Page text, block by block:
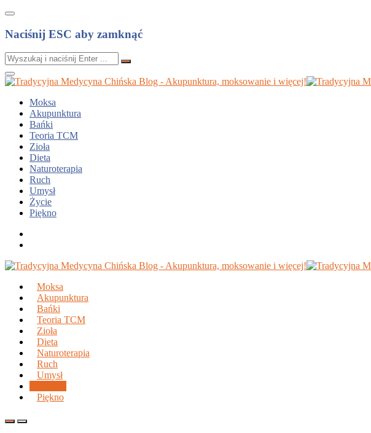
Naciśnij ESC aby zamknąć
Moksa
Akupunktura
Bańki
Teoria TCM
Zioła
Dieta
Naturoterapia
Ruch
Umysł
Życie
Piękno
Moksa
Akupunktura
Bańki
Teoria TCM
Zioła
Dieta
Naturoterapia
Ruch
Umysł
Piękno